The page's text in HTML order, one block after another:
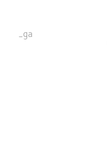
_ga